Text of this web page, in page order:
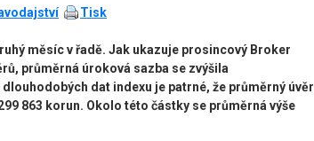
Tisk
měsíc v řadě. Jak ukazuje prosincový Broker
průměrná úroková sazba se zvýšila
dlouhodobých dat indexu je patrné, že průměrný úvěr
863 korun. Okolo této částky se průměrná výše